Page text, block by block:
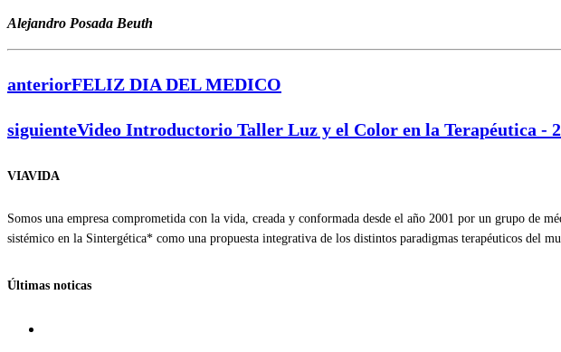
Alejandro Posada Beuth
anteriorFELIZ DIA DEL MEDICO
siguienteVideo Introductorio Taller Luz y el Color en la Terapéutica -
VIAVIDA
Somos una empresa comprometida con la vida, creada y conformada desde el año 2001 por un grupo de
sistémico en la Sintergética* como una propuesta integrativa de los distintos paradigmas terapéuticos del
Últimas noticas